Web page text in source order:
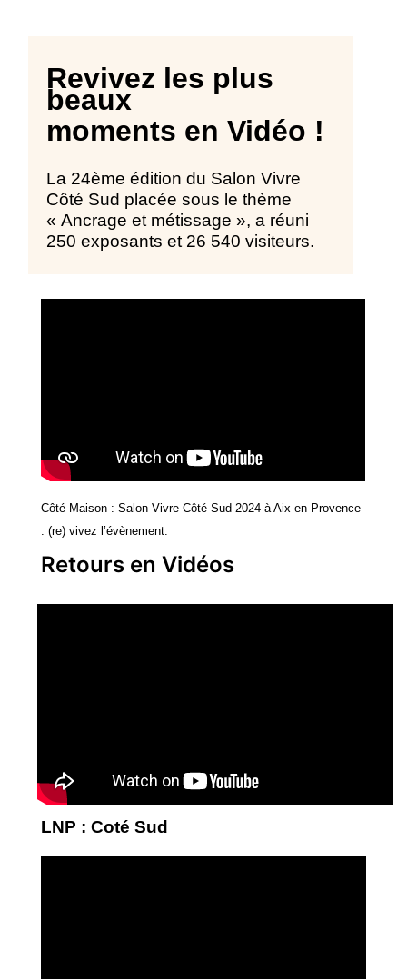
Revivez les plus
beaux
moments en Vidéo !
La 24ème édition du Salon Vivre
Côté Sud placée sous le thème
« Ancrage et métissage », a réuni
250 exposants et 26 540 visiteurs.
Côté Maison : Salon Vivre Côté Sud 2024 à Aix en Provence
: (re) vivez l’évènement.
Retours en Vidéos
LNP : Coté Sud